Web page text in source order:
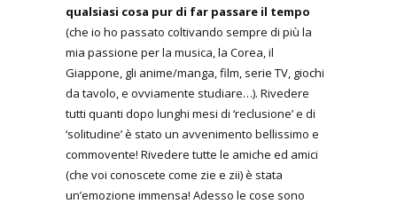
qualsiasi cosa pur di far passare il tempo
(che io ho passato coltivando sempre di più la
mia passione per la musica, la Corea, il
Giappone, gli anime/manga, film, serie TV, giochi
da tavolo, e ovviamente studiare…). Rivedere
tutti quanti dopo lunghi mesi di ‘reclusione’ e di
‘solitudine’ è stato un avvenimento bellissimo e
commovente! Rivedere tutte le amiche ed amici
(che voi conoscete come zie e zii) è stata
un’emozione immensa! Adesso le cose sono